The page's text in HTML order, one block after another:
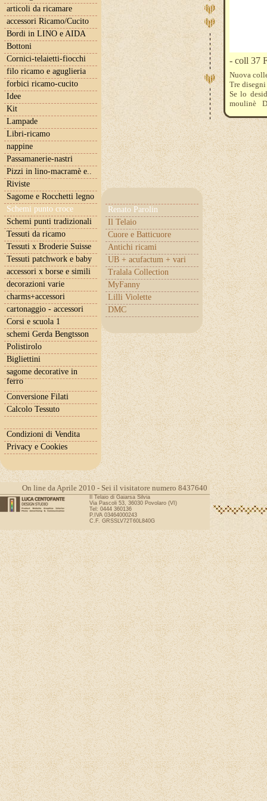
articoli da ricamare
accessori Ricamo/Cucito
Bordi in LINO e AIDA
Bottoni
Cornici-telaietti-fiocchi
filo ricamo e aguglieria
forbici ricamo-cucito
Idee
Kit
Lampade
Libri-ricamo
nappine
Passamanerie-nastri
Pizzi in lino-macramè e..
Riviste
Sagome e Rocchetti legno
Schemi punto croce
Renato Parolin
Il Telaio
Cuore e Batticuore
Antichi ricami
UB + acufactum + vari
Tralala Collection
MyFanny
Lilli Violette
DMC
Schemi punti tradizionali
Tessuti da ricamo
Tessuti x Broderie Suisse
Tessuti patchwork e baby
accessori x borse e simili
decorazioni varie
charms+accessori
cartonaggio - accessori
Corsi e scuola 1
schemi Gerda Bengtsson
Polistirolo
Bigliettini
sagome decorative in
ferro
Conversione Filati
Calcolo Tessuto
Condizioni di Vendita
Privacy e Cookies
- coll 37
Nuova
Tre
Se lo
moulinè
On line da Aprile 2010 - Sei il visitatore numero 8437640
Il Telaio di Gaiarsa Silvia
Via Pascoli 53, 36030 Povolaro (VI)
Tel: 0444 360136
P.IVA 03464000243
C.F. GRSSLV72T60L840G